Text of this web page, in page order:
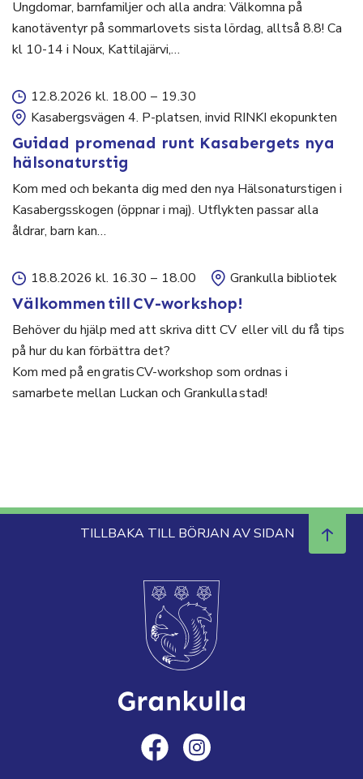
Ungdomar, barnfamiljer och alla andra: Välkomna på
kanotäventyr på sommarlovets sista lördag, alltså 8.8! Ca
kl 10-14 i Noux, Kattilajärvi,…
12.8.2026 kl. 18.00 – 19.30
Kasabergsvägen 4. P-platsen, invid RINKI ekopunkten
Guidad promenad runt Kasabergets nya
hälsonaturstig
Kom med och bekanta dig med den nya Hälsonaturstigen i
Kasabergsskogen (öppnar i maj). Utflykten passar alla
åldrar, barn kan…
18.8.2026 kl. 16.30 – 18.00 Grankulla bibliotek
Välkommen till CV-workshop!
Behöver du hjälp med att skriva ditt CV eller vill du få tips
på hur du kan förbättra det?
Kom med på en gratis CV-workshop som ordnas i
samarbete mellan Luckan och Grankulla stad!
TILLBAKA TILL BÖRJAN AV SIDAN